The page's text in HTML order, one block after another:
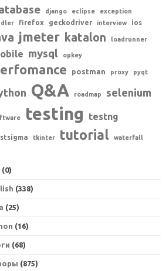
django eclipse
exception
firefox geckodriver interview ios
jmeter katalon loadrunner
mysql opkey
postman proxy pyqt
Q&A roadmap selenium
testing testng
tkinter tutorial waterfall
(0)
(338)
(25)
(16)
(68)
(875)